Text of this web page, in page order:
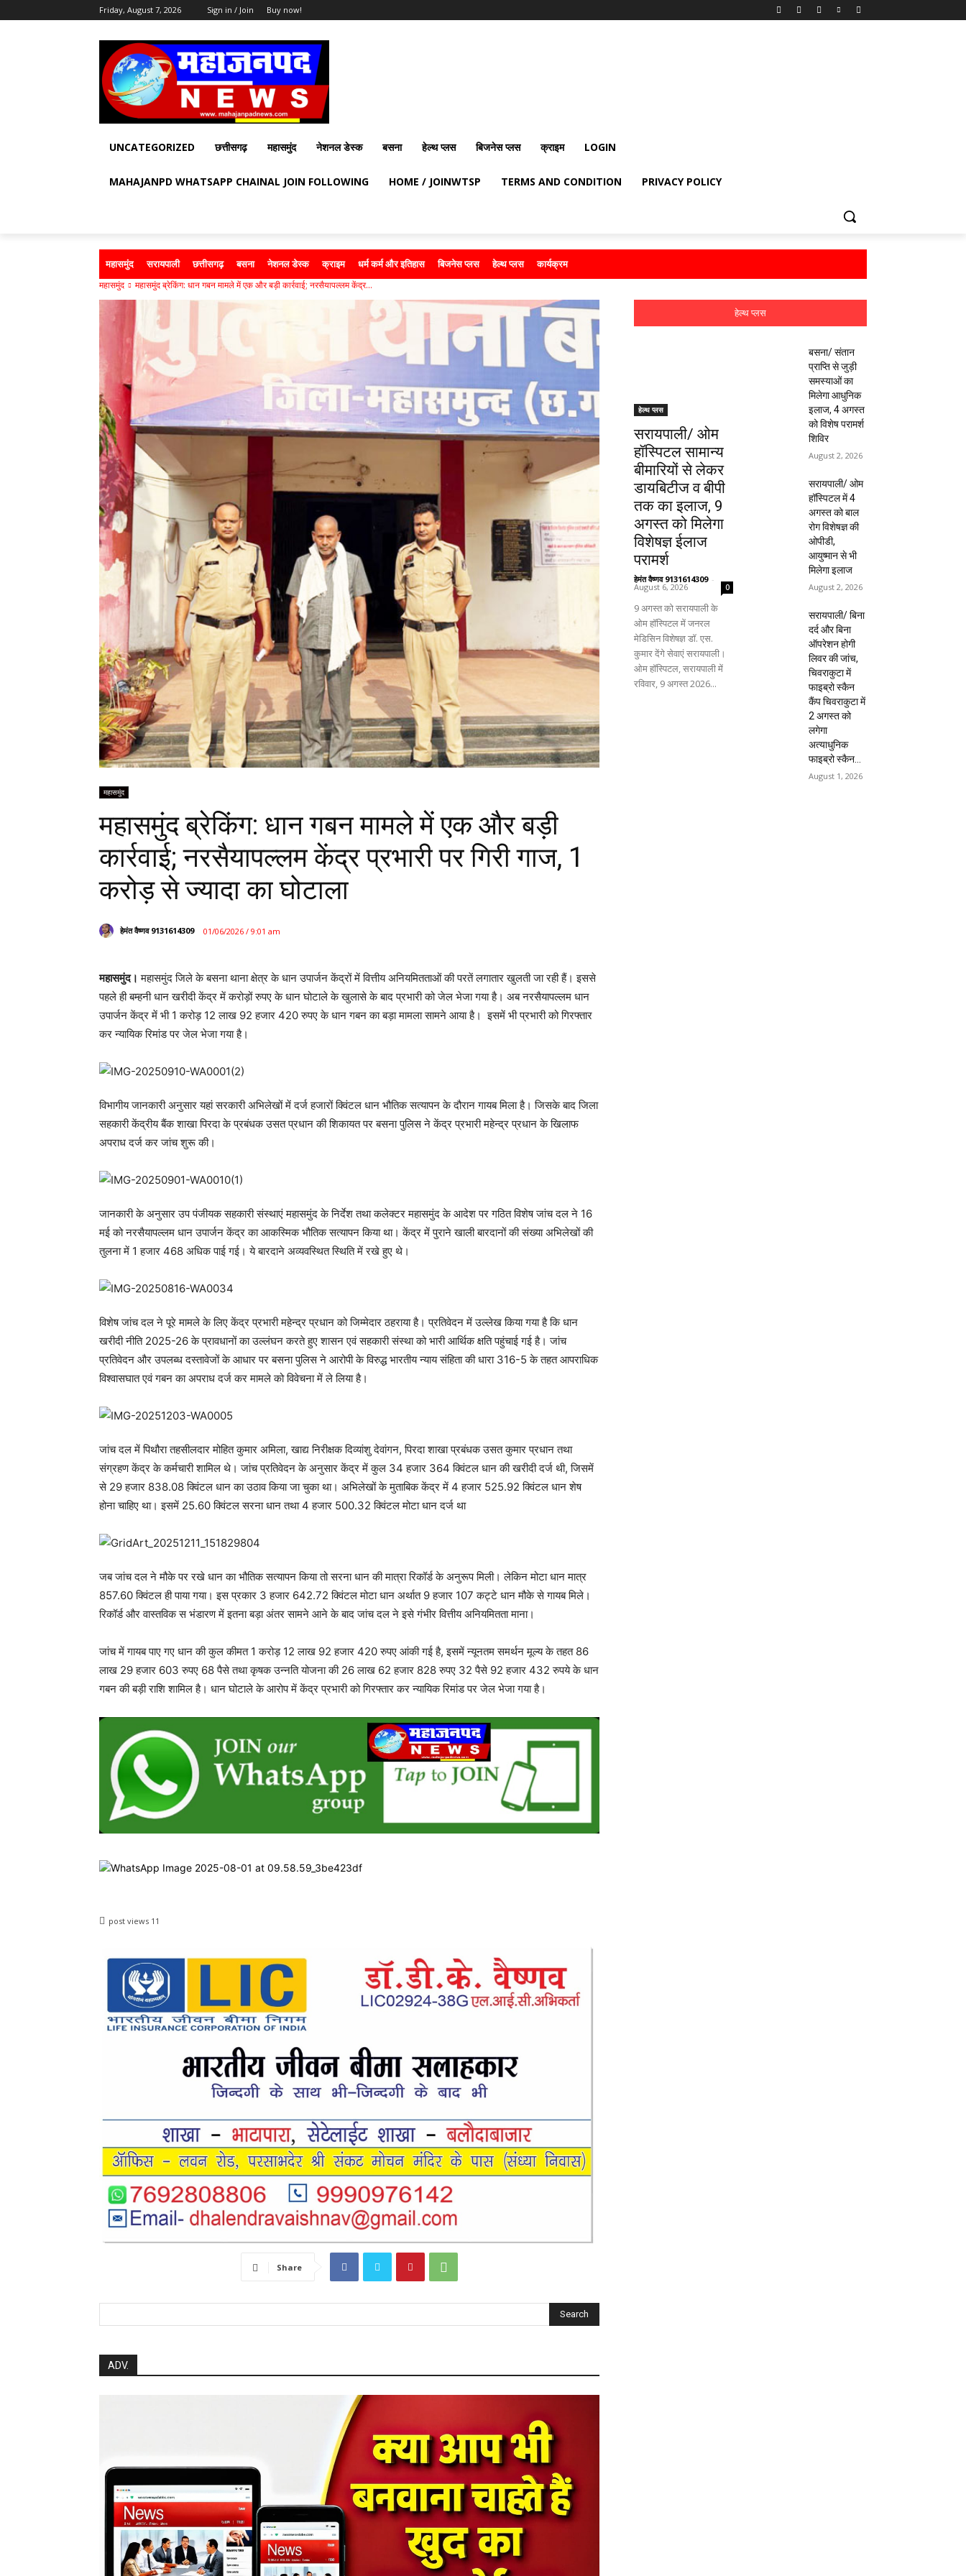
Friday, August 7, 2026 Sign in / Join Buy now!
UNCATEGORIZED छत्तीसगढ़ महासमुंद नेशनल डेस्क बसना हेल्थ प्लस बिजनेस प्लस क्राइम LOGIN
MAHAJANPD WHATSAPP CHAINAL JOIN FOLLOWING HOME / JOINWTSP TERMS AND CONDITION PRIVACY POLICY
महासमुंद सरायपाली छत्तीसगढ़ बसना नेशनल डेस्क क्राइम धर्म कर्म और इतिहास बिजनेस प्लस हेल्थ प्लस कार्यक्रम
महासमुंद महासमुंद ब्रेकिंग: धान गबन मामले में एक और बड़ी कार्रवाई; नरसैयापल्लम केंद्र...
महासमुंद
महासमुंद ब्रेकिंग: धान गबन मामले में एक और बड़ी
कार्रवाई; नरसैयापल्लम केंद्र प्रभारी पर गिरी गाज, 1
करोड़ से ज्यादा का घोटाला
हेमंत वैष्णव 9131614309 01/06/2026 / 9:01 am
महासमुंद। महासमुंद जिले के बसना थाना क्षेत्र के धान उपार्जन केंद्रों में वित्तीय अनियमितताओं की परतें लगातार खुलती जा रही हैं। इससे
पहले ही बम्हनी धान खरीदी केंद्र में करोड़ों रुपए के धान घोटाले के खुलासे के बाद प्रभारी को जेल भेजा गया है। अब नरसैयापल्लम धान
उपार्जन केंद्र में भी 1 करोड़ 12 लाख 92 हजार 420 रुपए के धान गबन का बड़ा मामला सामने आया है। इसमें भी प्रभारी को गिरफ्तार
कर न्यायिक रिमांड पर जेल भेजा गया है।
विभागीय जानकारी अनुसार यहां सरकारी अभिलेखों में दर्ज हजारों क्विंटल धान भौतिक सत्यापन के दौरान गायब मिला है। जिसके बाद जिला
सहकारी केंद्रीय बैंक शाखा पिरदा के प्रबंधक उसत प्रधान की शिकायत पर बसना पुलिस ने केंद्र प्रभारी महेन्द्र प्रधान के खिलाफ
अपराध दर्ज कर जांच शुरू की।
जानकारी के अनुसार उप पंजीयक सहकारी संस्थाएं महासमुंद के निर्देश तथा कलेक्टर महासमुंद के आदेश पर गठित विशेष जांच दल ने 16
मई को नरसैयापल्लम धान उपार्जन केंद्र का आकस्मिक भौतिक सत्यापन किया था। केंद्र में पुराने खाली बारदानों की संख्या अभिलेखों की
तुलना में 1 हजार 468 अधिक पाई गई। ये बारदाने अव्यवस्थित स्थिति में रखे हुए थे।
विशेष जांच दल ने पूरे मामले के लिए केंद्र प्रभारी महेन्द्र प्रधान को जिम्मेदार ठहराया है। प्रतिवेदन में उल्लेख किया गया है कि धान
खरीदी नीति 2025-26 के प्रावधानों का उल्लंघन करते हुए शासन एवं सहकारी संस्था को भारी आर्थिक क्षति पहुंचाई गई है। जांच
प्रतिवेदन और उपलब्ध दस्तावेजों के आधार पर बसना पुलिस ने आरोपी के विरुद्ध भारतीय न्याय संहिता की धारा 316-5 के तहत आपराधिक
विश्वासघात एवं गबन का अपराध दर्ज कर मामले को विवेचना में ले लिया है।
जांच दल में पिथौरा तहसीलदार मोहित कुमार अमिला, खाद्य निरीक्षक दिव्यांशु देवांगन, पिरदा शाखा प्रबंधक उसत कुमार प्रधान तथा
संग्रहण केंद्र के कर्मचारी शामिल थे। जांच प्रतिवेदन के अनुसार केंद्र में कुल 34 हजार 364 क्विंटल धान की खरीदी दर्ज थी, जिसमें
से 29 हजार 838.08 क्विंटल धान का उठाव किया जा चुका था। अभिलेखों के मुताबिक केंद्र में 4 हजार 525.92 क्विंटल धान शेष
होना चाहिए था। इसमें 25.60 क्विंटल सरना धान तथा 4 हजार 500.32 क्विंटल मोटा धान दर्ज था
जब जांच दल ने मौके पर रखे धान का भौतिक सत्यापन किया तो सरना धान की मात्रा रिकॉर्ड के अनुरूप मिली। लेकिन मोटा धान मात्र
857.60 क्विंटल ही पाया गया। इस प्रकार 3 हजार 642.72 क्विंटल मोटा धान अर्थात 9 हजार 107 कट्टे धान मौके से गायब मिले।
रिकॉर्ड और वास्तविक स भंडारण में इतना बड़ा अंतर सामने आने के बाद जांच दल ने इसे गंभीर वित्तीय अनियमितता माना।
जांच में गायब पाए गए धान की कुल कीमत 1 करोड़ 12 लाख 92 हजार 420 रुपए आंकी गई है, इसमें न्यूनतम समर्थन मूल्य के तहत 86
लाख 29 हजार 603 रुपए 68 पैसे तथा कृषक उन्नति योजना की 26 लाख 62 हजार 828 रुपए 32 पैसे 92 हजार 432 रुपये के धान
गबन की बड़ी राशि शामिल है। धान घोटाले के आरोप में केंद्र प्रभारी को गिरफ्तार कर न्यायिक रिमांड पर जेल भेजा गया है।
post views 11
Share
Search
ADV.
हेल्थ प्लस
हेल्थ प्लस
सरायपाली/ ओम
हॉस्पिटल सामान्य
बीमारियों से लेकर
डायबिटीज व बीपी
तक का इलाज, 9
अगस्त को मिलेगा
विशेषज्ञ ईलाज
परामर्श
हेमंत वैष्णव 9131614309 -
August 6, 2026 0
9 अगस्त को सरायपाली के
ओम हॉस्पिटल में जनरल
मेडिसिन विशेषज्ञ डॉ. एस.
कुमार देंगे सेवाएं सरायपाली।
ओम हॉस्पिटल, सरायपाली में
रविवार, 9 अगस्त 2026...
बसना/ संतान
प्राप्ति से जुड़ी
समस्याओं का
मिलेगा आधुनिक
इलाज, 4 अगस्त
को विशेष परामर्श
शिविर
August 2, 2026
सरायपाली/ ओम
हॉस्पिटल में 4
अगस्त को बाल
रोग विशेषज्ञ की
ओपीडी,
आयुष्मान से भी
मिलेगा इलाज
August 2, 2026
सरायपाली/ बिना
दर्द और बिना
ऑपरेशन होगी
लिवर की जांच,
चिवराकुटा में
फाइब्रो स्कैन
कैंप चिवराकुटा में
2 अगस्त को
लगेगा
अत्याधुनिक
फाइब्रो स्कैन...
August 1, 2026